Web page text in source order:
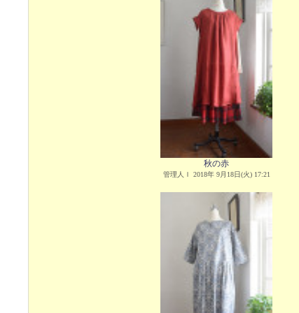
秋の赤
管理人Ｉ 2018年 9月18日(火) 17:21